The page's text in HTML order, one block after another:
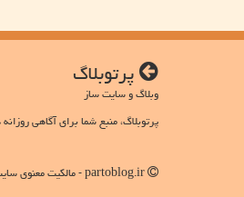
پرتوبلاگ
وبلاگ و سایت ساز
پرتوبلاگ، منبع شما برای آگاهی